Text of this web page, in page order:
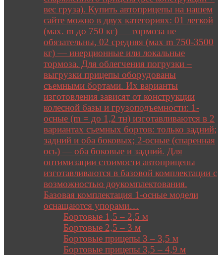
вес груза). Купить автоприцепы на нашем
сайте можно в двух категориях: 01 легкой
(мах. m до 750 кг) — тормоза не
обязательны, 02 средняя (мах m 750-3500
кг) — инерционные или локальные
тормоза. Для облегчения погрузки –
выгрузки прицепы оборудованы
съемными бортами. Их варианты
изготовления зависят от конструкции
колесной базы и грузоподъемности: 1-
осные (m = до 1,2 тн) изготавливаются в 2
вариантах съемных бортов: только задний;
задний и оба боковых; 2-осные (спаренная
ось) — оба боковые и задний. Для
оптимизации стоимости автоприцепы
изготавливаются в базовой комплектации с
возможностью доукомплектования.
Базовая комплектация 1-осные модели
оснащаются упорами…
Бортовые 1,5 – 2,5 м
Бортовые 2,5 – 3 м
Бортовые прицепы 3 – 3,5 м
Бортовые прицепы 3,5 – 4,9 м